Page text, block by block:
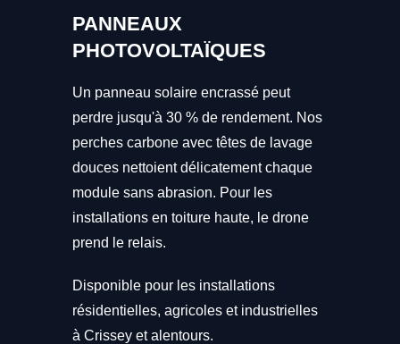
PANNEAUX
PHOTOVOLTAÏQUES
Un panneau solaire encrassé peut
perdre jusqu'à 30 % de rendement. Nos
perches carbone avec têtes de lavage
douces nettoient délicatement chaque
module sans abrasion. Pour les
installations en toiture haute, le drone
prend le relais.
Disponible pour les installations
résidentielles, agricoles et industrielles
à Crissey et alentours.